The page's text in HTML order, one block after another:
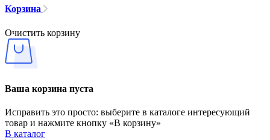
Корзина
Очистить корзину
Ваша корзина пуста
Исправить это просто: выберите в каталоге интересующий
товар и нажмите кнопку «В корзину»
В каталог